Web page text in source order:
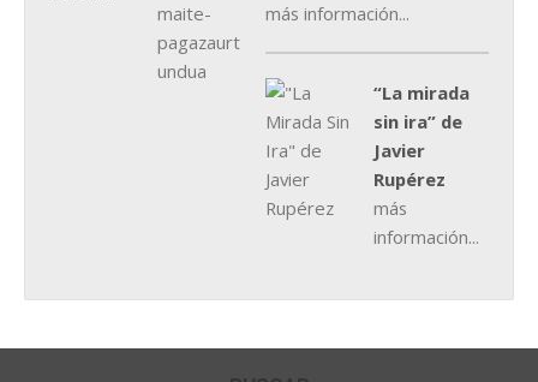
más información...
“La mirada
sin ira” de
Javier
Rupérez
más
información...